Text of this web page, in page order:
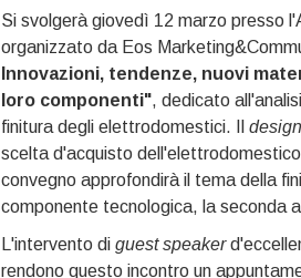
Si svolgerà giovedì 12 marzo presso
organizzato da Eos
Innovazioni, tendenze, nuovi
loro componenti", dedicato
finitura degli elettrodomestici. Il design
scelta d'acquisto
convegno approfondirà il tema della
componente tecnologica, la seconda
L'intervento di guest speaker
rendono questo incontro un